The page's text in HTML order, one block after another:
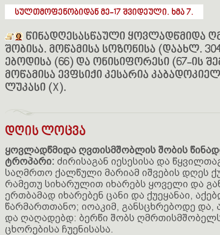
სულთმოფენობიდან მე-17 შვიდეული. ხმა 7.
წინადღესასწაული ყოვლადწმიდა
შობისა. მოწამისა სოზონისა (დაახლ.
ებოდისა (66) და ონისიფორესი (67-ის
მოწამისა ევფსიქი კესარია
ლუკასი (X).
დღის ლოცვა
ყოვლადწმიდა ღვთისმშობლის შობის
ტროპარი: ძირისაგან იესესისა და
საღმრთო ქალწული მარიამ იშვების დღეს
რამეთუ სიხარულით იხარებს ყოველი და
ერთბამად იხარებენ ცანი და ქუეყანაი,
წარმართთანო; იოაკიმ, განსცხრებოდე და,
და ღაღადებდ: ბერწი შობს
ცხორებისა ჩუენისასა.